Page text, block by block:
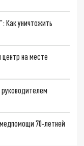
Как уничтожить
на месте
70-летней